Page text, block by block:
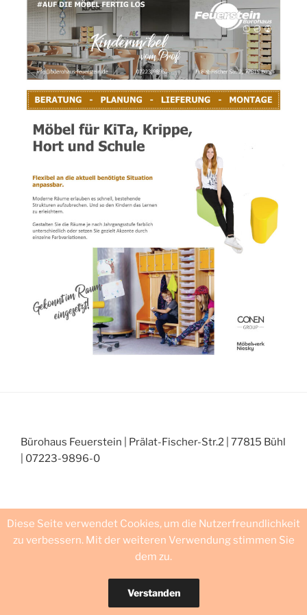
Bürohaus Feuerstein | Prälat-Fischer-Str.2 | 77815 Bühl
| 07223-9896-0
Instagramm
Diese Seite verwendet Cookies, um die Nutzerfreundlichkeit
zu verbessern. Mit der weiteren Verwendung stimmen Sie
dem zu.
Verstanden